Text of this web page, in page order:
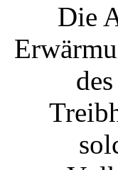
Die